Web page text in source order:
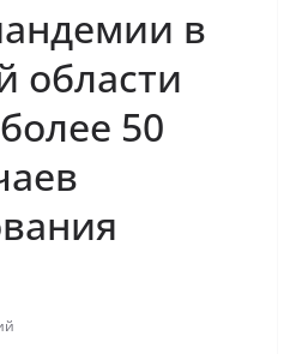
в
области
50